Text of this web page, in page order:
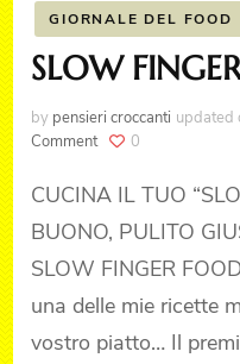
GIORNALE DEL FOOD
SLOW
by pensieri croccanti updated
Commenton
FINGER
0
CUCINA IL TUO
BUONO, PULITO
SLOW FINGER
una delle mie ricette
vostro piatto… Il